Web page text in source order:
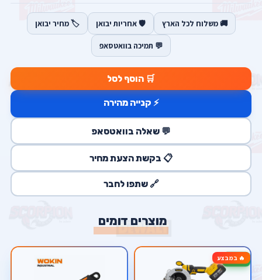
🚚 משלוח לכל הארץ 🛡️ אחריות יבואן 🏷️ מחיר יבואן
💬 תמיכה בוואטסאפ
🛒 הוסף לסל
⚡ קנייה מהירה
💬 שאלה בוואטסאפ
📋 בקשת הצעת מחיר
🔗 שתפו לחבר
מוצרים דומים
🔥 במבצע-17%